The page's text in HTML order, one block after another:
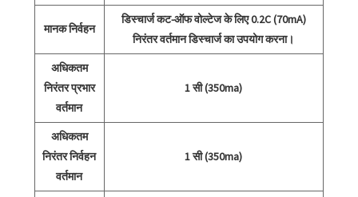
मानक निर्वहन
डिस्चार्ज कट-ऑफ वोल्टेज के लिए 0.2C (70mA)
निरंतर वर्तमान डिस्चार्ज का उपयोग करना।
अधिकतम
निरंतर प्रभार
वर्तमान
1 सी (350ma)
अधिकतम
निरंतर निर्वहन
वर्तमान
1 सी (350ma)